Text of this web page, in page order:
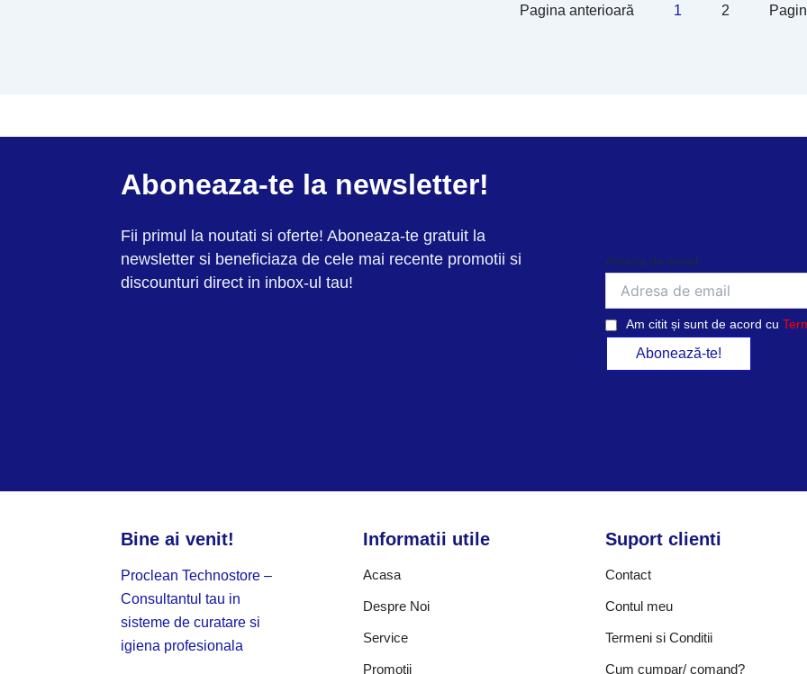
Pagina anterioară 1 2
Aboneaza-te la newsletter!
Fii primul la noutati si oferte! Aboneaza-te gratuit la
newsletter si beneficiaza de cele mai recente promotii si
discounturi direct in inbox-ul tau!
Adresa de email
Am citit și sunt de acord cu
Bine ai venit!
Proclean Technostore –
Consultantul tau in
sisteme de curatare si
igiena profesionala
Informatii utile
Acasa
Despre Noi
Service
Promotii
Suport clienti
Contact
Contul meu
Termeni si Conditii
Cum cumpar/ comand?